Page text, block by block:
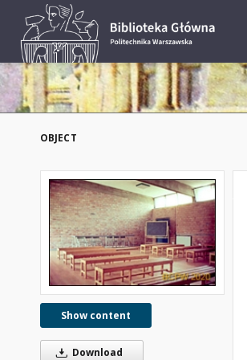
OBJECT
Show content
Download